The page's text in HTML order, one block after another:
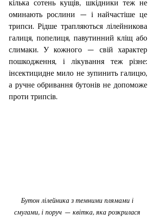
кілька сотень кущів, шкідники теж не
оминають рослини — і найчастіше це
трипси. Рідше трапляються лілейникова
галиця, попелиця, павутинний кліщ або
слимаки. У кожного — свій характер
пошкодження, і лікування теж різне:
інсектицидне мило не зупинить галицю,
а ручне обривання бутонів не допоможе
проти трипсів.
Бутон лілейника з темними плямами і
смугами, і поруч — квітка, яка розкрилася